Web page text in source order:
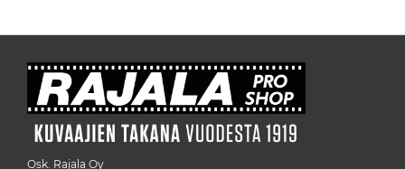
Osk. Rajala Oy